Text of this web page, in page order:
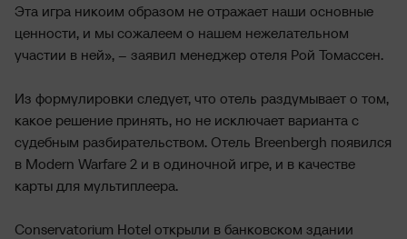
Эта игра никоим образом не отражает наши основные
ценности, и мы сожалеем о нашем нежелательном
участии в ней», – заявил менеджер отеля Рой Томассен.
Из формулировки следует, что отель раздумывает о том,
какое решение принять, но не исключает варианта с
судебным разбирательством. Отель Breenbergh появился
в Modern Warfare 2 и в одиночной игре, и в качестве
карты для мультиплеера.
Conservatorium Hotel открыли в банковском здании